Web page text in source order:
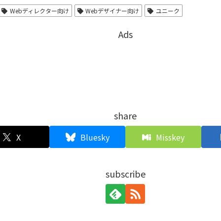
Webディレクター向け Webデザイナー向け ユニーク
Ads
share
X Bluesky Misskey
subscribe